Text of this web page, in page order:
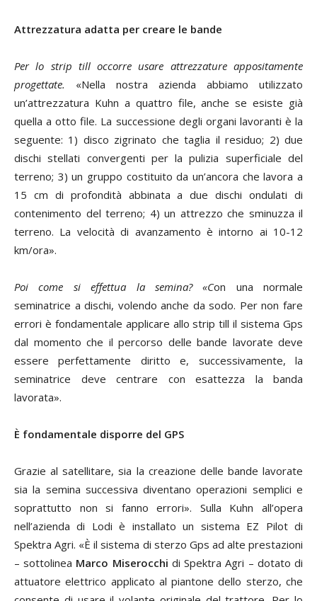
Attrezzatura adatta per creare le bande
Per lo strip till occorre usare attrezzature appositamente
progettate. «Nella nostra azienda abbiamo utilizzato
un’attrezzatura Kuhn a quattro file, anche se esiste già
quella a otto file. La successione degli organi lavoranti è la
seguente: 1) disco zigrinato che taglia il residuo; 2) due
dischi stellati convergenti per la pulizia superficiale del
terreno; 3) un gruppo costituito da un’ancora che lavora a
15 cm di profondità abbinata a due dischi ondulati di
contenimento del terreno; 4) un attrezzo che sminuzza il
terreno. La velocità di avanzamento è intorno ai 10-12
km/ora».
Poi come si effettua la semina? «Con una normale
seminatrice a dischi, volendo anche da sodo. Per non fare
errori è fondamentale applicare allo strip till il sistema Gps
dal momento che il percorso delle bande lavorate deve
essere perfettamente diritto e, successivamente, la
seminatrice deve centrare con esattezza la banda
lavorata».
È fondamentale disporre del GPS
Grazie al satellitare, sia la creazione delle bande lavorate
sia la semina successiva diventano operazioni semplici e
soprattutto non si fanno errori». Sulla Kuhn all’opera
nell’azienda di Lodi è installato un sistema EZ Pilot di
Spektra Agri. «È il sistema di sterzo Gps ad alte prestazioni
– sottolinea Marco Miserocchi di Spektra Agri – dotato di
attuatore elettrico applicato al piantone dello sterzo, che